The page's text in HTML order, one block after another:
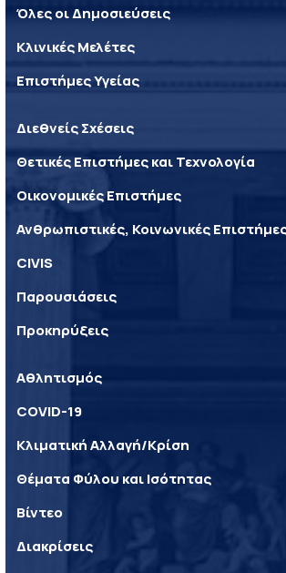
Όλες οι Δημοσιεύσεις
Κλινικές Μελέτες
Επιστήμες Υγείας
Διεθνείς Σχέσεις
Θετικές Επιστήμες και Τεχνολογία
Οικονομικές Επιστήμες
Ανθρωπιστικές, Κοινωνικές
CIVIS
Παρουσιάσεις
Προκηρύξεις
Αθλητισμός
COVID-19
Κλιματική Αλλαγή/Κρίση
Θέματα Φύλου και Ισότητας
Βίντεο
Διακρίσεις